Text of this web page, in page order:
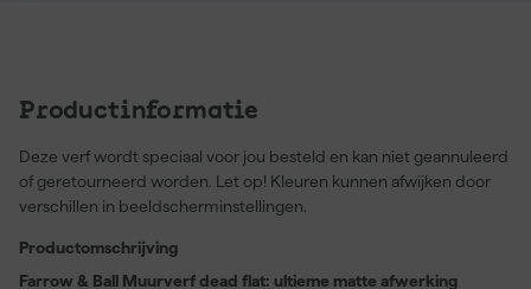
Productinformatie
Deze verf wordt speciaal voor jou besteld en kan niet geannuleerd
of geretourneerd worden. Let op! Kleuren kunnen afwijken door
verschillen in beeldscherminstellingen.
Productomschrijving
Farrow & Ball Muurverf dead flat: ultieme matte afwerking